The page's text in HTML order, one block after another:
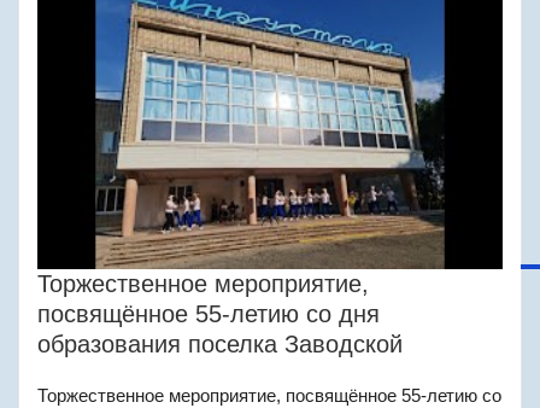
Торжественное мероприятие,
посвящённое 55-летию со дня
образования поселка Заводской
Торжественное мероприятие, посвящённое 55-летию со